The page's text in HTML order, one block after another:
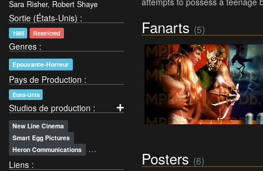
Sara Risher, Robert Shaye
Sortie (États-Unis) :
1985 Restricted
Genres :
Epouvante-Horreur
Pays de Production :
États-Unis
Studios de production :
New Line Cinema
Smart Egg Pictures
Heron Communications
…
Liens :
Fanarts (5)
Posters (6)